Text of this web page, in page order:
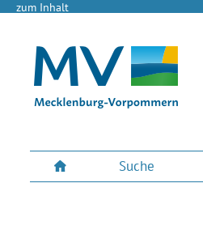
zum Inhalt
Suche